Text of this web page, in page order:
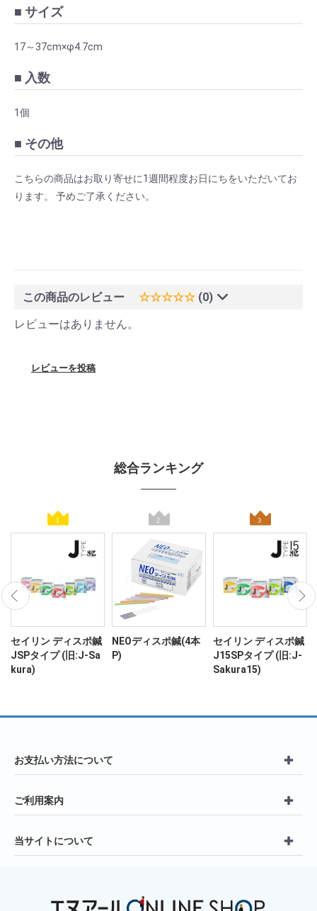
■ サイズ
17～37cm×φ4.7cm
■ 入数
1個
■ その他
こちらの商品はお取り寄せに1週間程度お日にちをいただいてお
ります。 予めご了承ください。
この商品のレビュー ☆☆☆☆☆ (0)
レビューはありません。
レビューを投稿
総合ランキング
セイリン ディスポ鍼
JSPタイプ (旧:J-Sa
kura)
NEOディスポ鍼(4本
P)
セイリン ディスポ鍼
J15SPタイプ (旧:J-
Sakura15)
お支払い方法について
ご利用案内
当サイトについて